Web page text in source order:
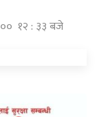
१२ : ३३ बजे